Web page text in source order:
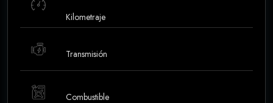
Kilometraje
Transmisión
Combustible